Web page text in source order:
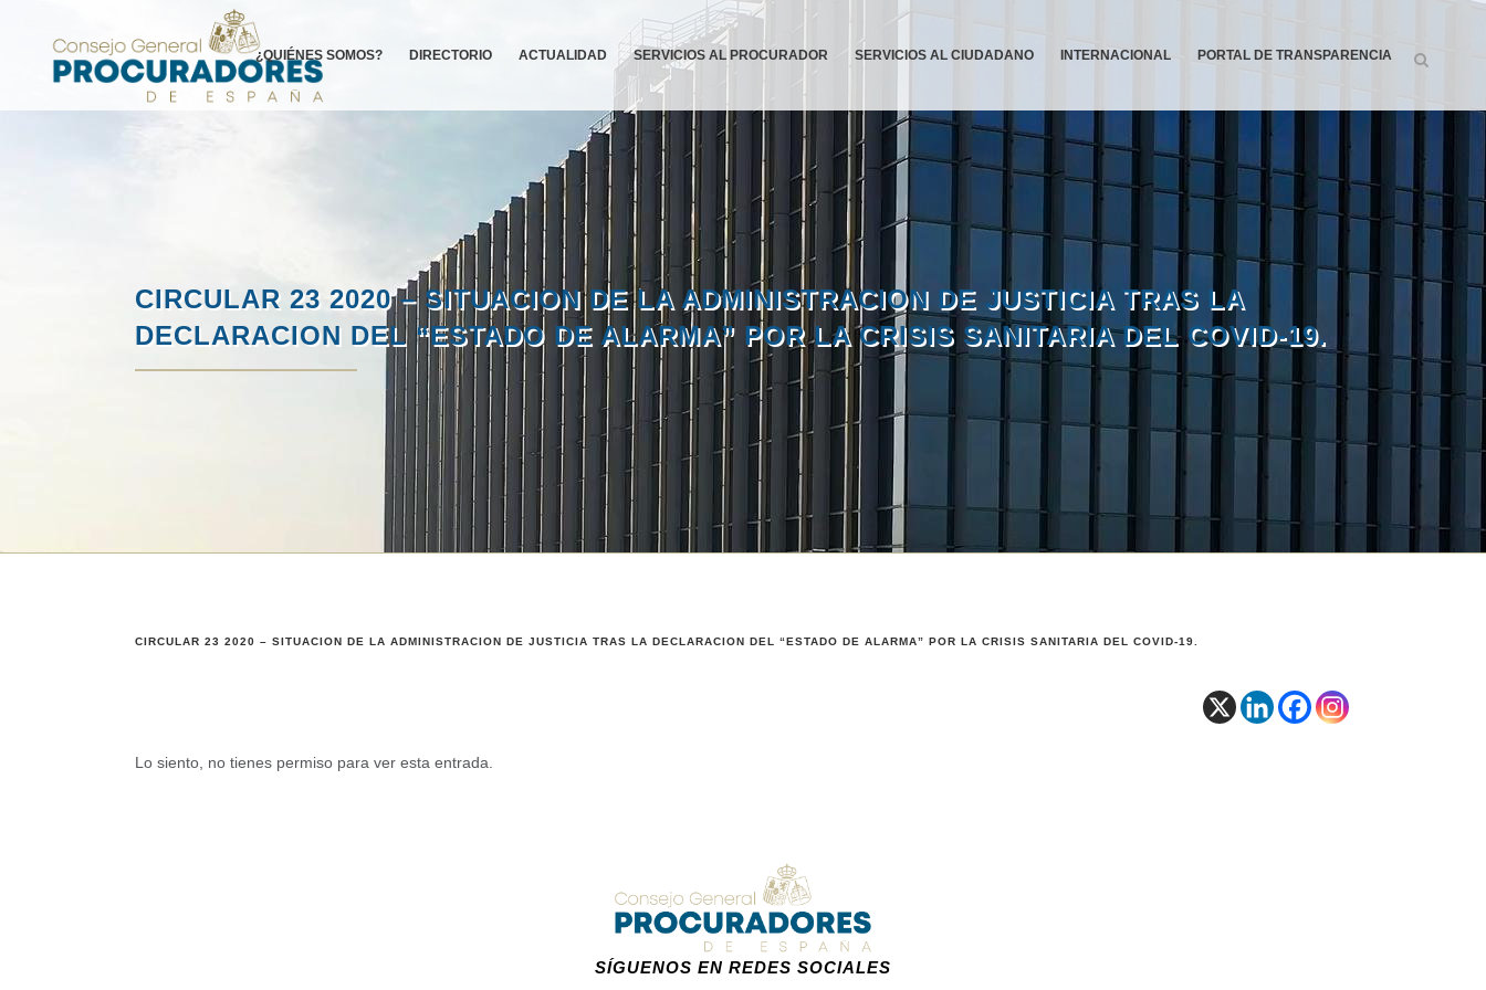
¿QUIÉNES SOMOS? DIRECTORIO ACTUALIDAD SERVICIOS AL PROCURADOR SERVICIOS AL CIUDADANO INTERNACIONAL PORTAL DE TRANSPARENCIA
CIRCULAR 23 2020 – SITUACION DE LA ADMINISTRACION DE JUSTICIA TRAS LA
DECLARACION DEL “ESTADO DE ALARMA” POR LA CRISIS SANITARIA DEL COVID-19.
CIRCULAR 23 2020 – SITUACION DE LA ADMINISTRACION DE JUSTICIA TRAS LA DECLARACION DEL “ESTADO DE ALARMA” POR LA CRISIS SANITARIA DEL COVID-19.
Lo siento, no tienes permiso para ver esta entrada.
SÍGUENOS EN REDES SOCIALES